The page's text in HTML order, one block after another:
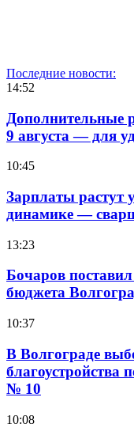
Последние новости:
14:52
Дополнительные
9 августа — для
10:45
Зарплаты растут
динамике —
13:23
Бочаров
бюджета
10:37
В Волгограде
благоустройства
№ 10
10:08